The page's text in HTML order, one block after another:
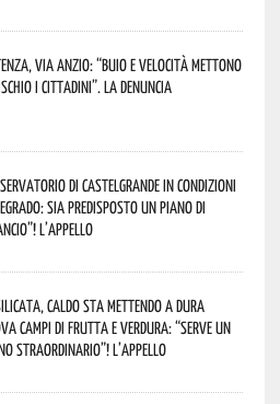
Via Anzio: “Buio e velocità mettono
i cittadini”. La denuncia
di Castelgrande in condizioni
sia predisposto un piano di
L’appello
caldo sta mettendo a dura
campi di frutta e verdura: “Serve un
straordinario”! L’appello